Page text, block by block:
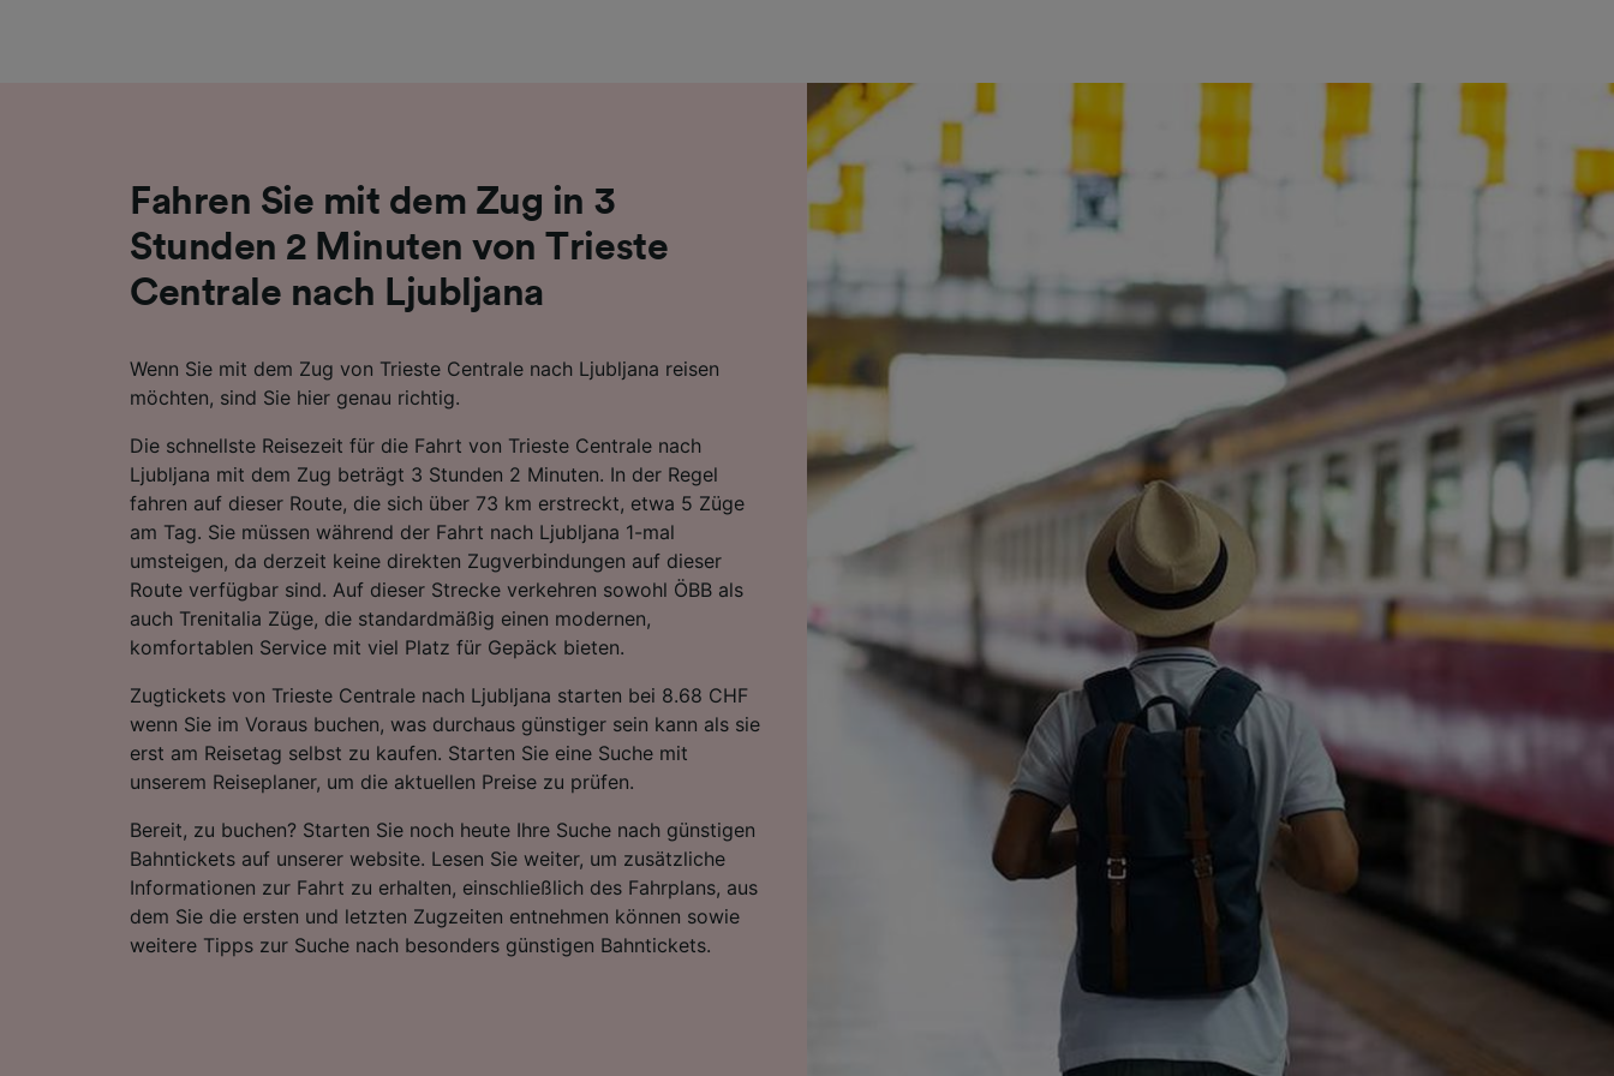
Fahren Sie mit dem Zug in 3
Stunden 2 Minuten von Trieste
Centrale nach Ljubljana
Wenn Sie mit dem Zug von Trieste Centrale nach Ljubljana reisen
möchten, sind Sie hier genau richtig.
Die schnellste Reisezeit für die Fahrt von Trieste Centrale nach
Ljubljana mit dem Zug beträgt 3 Stunden 2 Minuten. In der Regel
fahren auf dieser Route, die sich über 73 km erstreckt, etwa 5 Züge
am Tag. Sie müssen während der Fahrt nach Ljubljana 1-mal
umsteigen, da derzeit keine direkten Zugverbindungen auf dieser
Route verfügbar sind. Auf dieser Strecke verkehren sowohl ÖBB als
auch Trenitalia Züge, die standardmäßig einen modernen,
komfortablen Service mit viel Platz für Gepäck bieten.
Zugtickets von Trieste Centrale nach Ljubljana starten bei 8.68 CHF
wenn Sie im Voraus buchen, was durchaus günstiger sein kann als sie
erst am Reisetag selbst zu kaufen. Starten Sie eine Suche mit
unserem Reiseplaner, um die aktuellen Preise zu prüfen.
Bereit, zu buchen? Starten Sie noch heute Ihre Suche nach günstigen
Bahntickets auf unserer website. Lesen Sie weiter, um zusätzliche
Informationen zur Fahrt zu erhalten, einschließlich des Fahrplans, aus
dem Sie die ersten und letzten Zugzeiten entnehmen können sowie
weitere Tipps zur Suche nach besonders günstigen Bahntickets.